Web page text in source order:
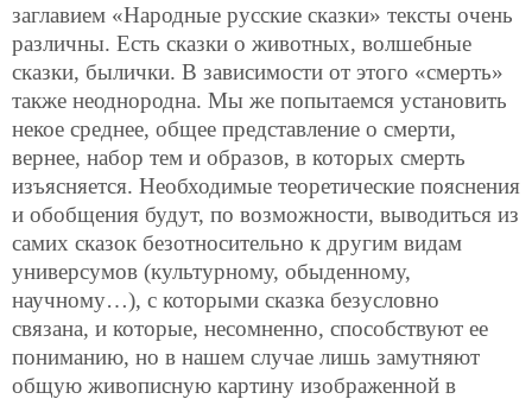
заглавием «Народные русские сказки» тексты очень
различны. Есть сказки о животных, волшебные
сказки, былички. В зависимости от этого «смерть»
также неоднородна. Мы же попытаемся установить
некое среднее, общее представление о смерти,
вернее, набор тем и образов, в которых смерть
изъясняется. Необходимые теоретические пояснения
и обобщения будут, по возможности, выводиться из
самих сказок безотносительно к другим видам
универсумов (культурному, обыденному,
научному…), с которыми сказка безусловно
связана, и которые, несомненно, способствуют ее
пониманию, но в нашем случае лишь замутняют
общую живописную картину изображенной в